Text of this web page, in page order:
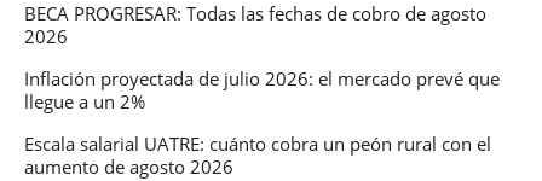
BECA PROGRESAR: Todas las fechas de cobro de agosto
2026
Inflación proyectada de julio 2026: el mercado prevé que
llegue a un 2%
Escala salarial UATRE: cuánto cobra un peón rural con el
aumento de agosto 2026